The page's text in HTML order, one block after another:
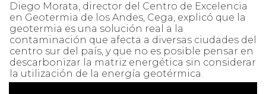
Diego Morata, director del Centro de Excelencia
en Geotermia de los Andes, Cega, explicó que la
geotermia es una solución real a la
contaminación que afecta a diversas ciudades del
centro sur del país, y que no es posible pensar en
descarbonizar la matriz energética sin considerar
la utilización de la energía geotérmica.